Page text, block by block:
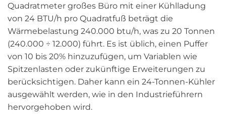
Quadratmeter großes Büro mit einer Kühlladung
von 24 BTU/h pro Quadratfuß beträgt die
Wärmebelastung 240.000 btu/h, was zu 20 Tonnen
(240.000 ÷ 12.000) führt. Es ist üblich, einen Puffer
von 10 bis 20% hinzuzufügen, um Variablen wie
Spitzenlasten oder zukünftige Erweiterungen zu
berücksichtigen. Daher kann ein 24-Tonnen-Kühler
ausgewählt werden, wie in den Industrieführern
hervorgehoben wird.